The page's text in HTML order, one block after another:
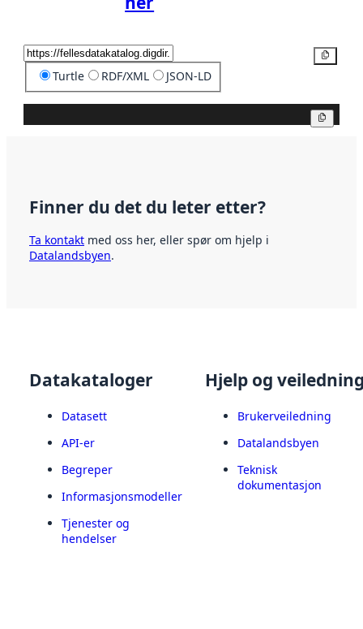
Turtle RDF/XML JSON-LD
Finner du det du leter etter?
Ta kontakt med oss her, eller spør om hjelp i
Datalandsbyen.
Datakataloger
Datasett
API-er
Begreper
Informasjonsmodeller
Tjenester og
hendelser
Hjelp og
Brukerveiledning
Datalandsbyen
Teknisk
dokumentasjon